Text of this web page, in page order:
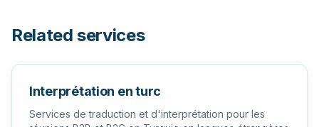
Related services
Interprétation en turc
Services de traduction et d'interprétation pour les